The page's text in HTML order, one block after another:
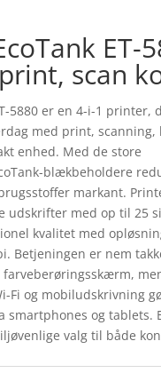
ET-
scan
5880 er en 4-i-1 printer,
med print, scanning,
enhed. Med de store
blækbeholdere
markant.
udskrifter med op til 25
kvalitet med
Betjeningen er nem
farveberøringsskærm,
Fi og mobiludskrivning
smartphones og tablets.
valg til både